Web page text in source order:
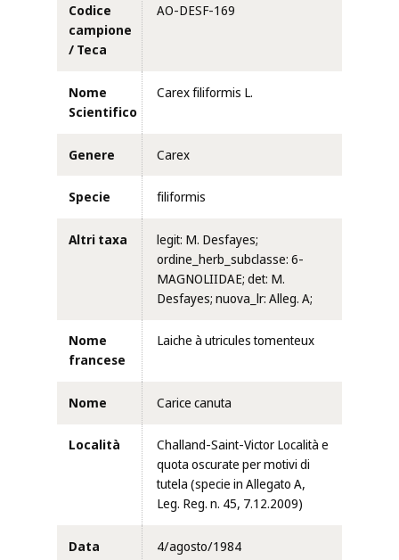
Codice
campione
/ Teca
AO-DESF-169
Nome
Scientifico
Carex filiformis L.
Genere Carex
Specie filiformis
Altri taxa
legit: M. Desfayes;
ordine_herb_subclasse: 6-
MAGNOLIIDAE; det: M.
Desfayes; nuova_lr: Alleg. A;
Nome
francese
Laiche à utricules tomenteux
Nome Carice canuta
Località
Challand-Saint-Victor Località e
quota oscurate per motivi di
tutela (specie in Allegato A,
Leg. Reg. n. 45, 7.12.2009)
Data 4/agosto/1984